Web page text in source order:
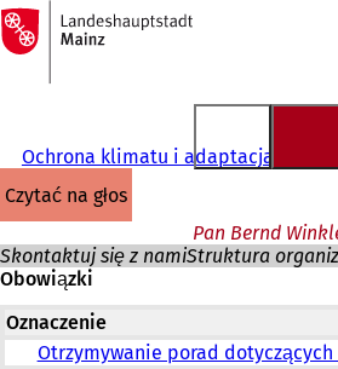
Przejdź do treści
Do
strony
głównej
Ochrona klimatu i adaptacja do
czytać na głos
Pan Bernd
Skontaktuj się z namiStruktura
Obowiązki
Oznaczenie
Otrzymywanie porad